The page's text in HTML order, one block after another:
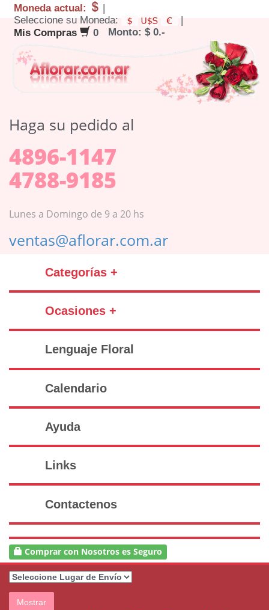
Moneda actual:
|
Seleccione su Moneda:
|
Mis Compras
0 Monto: $ 0.-
Haga su pedido al
4896-1147
4788-9185
Lunes a Domingo de 9 a 20 hs
ventas@aflorar.com.ar
Categorías +
Ocasiones +
Lenguaje Floral
Calendario
Ayuda
Links
Contactenos
Comprar con Nosotros es Seguro
Mostrar